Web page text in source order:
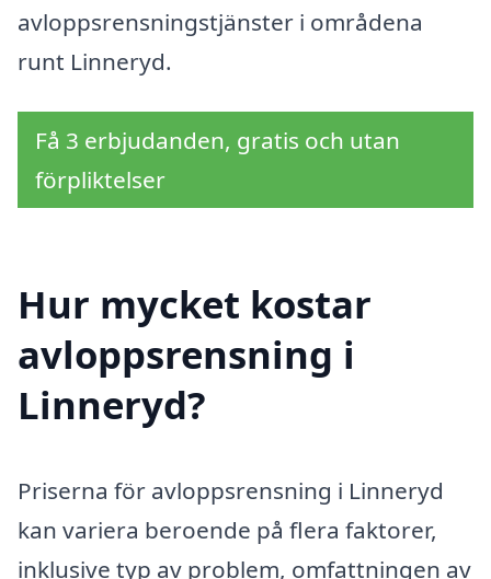
avloppsrensningstjänster i områdena
runt Linneryd.
Få 3 erbjudanden, gratis och utan
förpliktelser
Hur mycket kostar
avloppsrensning i
Linneryd?
Priserna för avloppsrensning i Linneryd
kan variera beroende på flera faktorer,
inklusive typ av problem, omfattningen av